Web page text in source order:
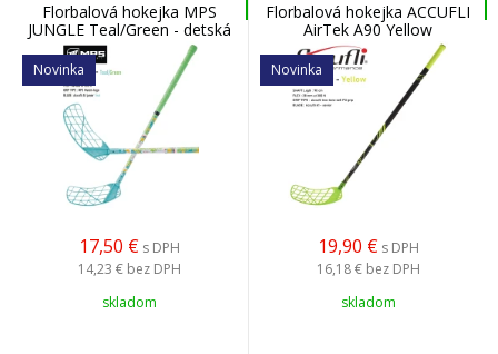
Florbalová hokejka MPS
JUNGLE Teal/Green - detská
Novinka
17,50 € s DPH
14,23 € bez DPH
skladom
Florbalová hokejka ACCUFLI
AirTek A90 Yellow
Novinka
19,90 € s DPH
16,18 € bez DPH
skladom